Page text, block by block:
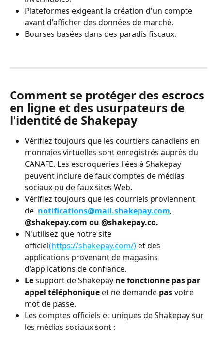
Plateformes exigeant la création d'un compte
avant d'afficher des données de marché.
Bourses basées dans des paradis fiscaux.
Comment se protéger des escrocs
en ligne et des usurpateurs de
l'identité de Shakepay
Vérifiez toujours que les courtiers canadiens en
monnaies virtuelles sont enregistrés auprès du
CANAFE. Les escroqueries liées à Shakepay
peuvent inclure de faux comptes de médias
sociaux ou de faux sites Web.
Vérifiez toujours que les courriels proviennent
de notifications@mail.shakepay.com,
@shakepay.com ou @shakepay.co.
N'utilisez que notre site
officiel(https://shakepay.com/) et des
applications provenant de magasins
d'applications de confiance.
Le support de Shakepay ne fonctionne pas par
appel téléphonique et ne demande pas votre
mot de passe.
Les comptes officiels et uniques de Shakepay sur
les médias sociaux sont :